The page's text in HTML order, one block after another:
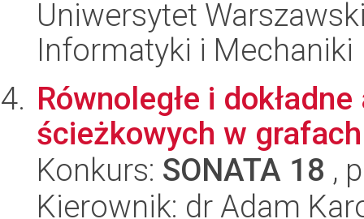
Uniwersytet
Informatyki i Mechaniki
Równoległe i
ścieżkowych w
Konkurs: SONATA 18 ,
Kierownik: dr Adam